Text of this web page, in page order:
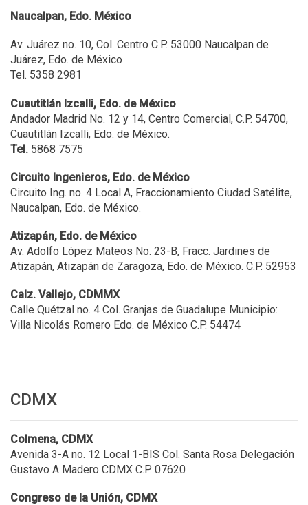
Naucalpan, Edo. México
Av. Juárez no. 10, Col. Centro C.P. 53000 Naucalpan de
Juárez, Edo. de México
Tel. 5358 2981
Cuautitlán Izcalli, Edo. de México
Andador Madrid No. 12 y 14, Centro Comercial, C.P. 54700,
Cuautitlán Izcalli, Edo. de México.
Tel. 5868 7575
Circuito Ingenieros, Edo. de México
Circuito Ing. no. 4 Local A, Fraccionamiento Ciudad Satélite,
Naucalpan, Edo. de México.
Atizapán, Edo. de México
Av. Adolfo López Mateos No. 23-B, Fracc. Jardines de
Atizapán, Atizapán de Zaragoza, Edo. de México. C.P. 52953
Calz. Vallejo, CDMMX
Calle Quétzal no. 4 Col. Granjas de Guadalupe Municipio:
Villa Nicolás Romero Edo. de México C.P. 54474
CDMX
Colmena, CDMX
Avenida 3-A no. 12 Local 1-BIS Col. Santa Rosa Delegación
Gustavo A Madero CDMX C.P. 07620
Congreso de la Unión, CDMX